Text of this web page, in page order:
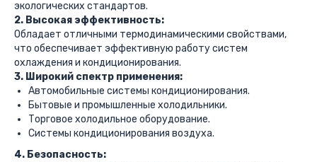
экологических стандартов.
2. Высокая эффективность:
Обладает отличными термодинамическими свойствами,
что обеспечивает эффективную работу систем
охлаждения и кондиционирования.
3. Широкий спектр применения:
Автомобильные системы кондиционирования.
Бытовые и промышленные холодильники.
Торговое холодильное оборудование.
Системы кондиционирования воздуха.
4. Безопасность: